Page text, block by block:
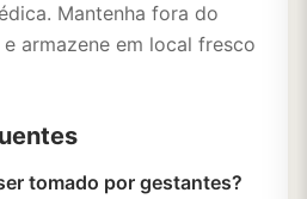
Mantenha fora do
armazene em local fresco
tomado por gestantes?